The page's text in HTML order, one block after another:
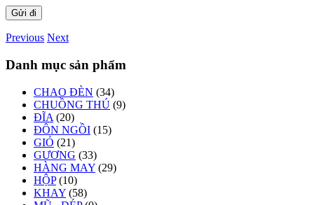
Previous Next
Danh mục sản phẩm
CHAO ĐÈN (34)
CHUỒNG THÚ (9)
ĐĨA (20)
ĐÔN NGỒI (15)
GIỎ (21)
GƯƠNG (33)
HÀNG MAY (29)
HỘP (10)
KHAY (58)